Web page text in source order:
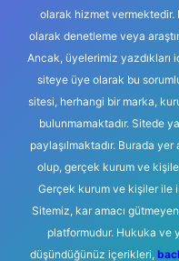
olarak hizmet
olarak denetleme veya
Ancak, üyelerimiz yazdıkları
siteye üye olarak bu
sitesi, herhangi bir marka,
bulunmamaktadır. Sitede
paylaşılmaktadır. Burada
olup, gerçek kurum ve
Gerçek kurum ve kişiler ile
Sitemiz, kar amacı
platformudur. Hukuka ve
düşündüğünüz içerikleri,